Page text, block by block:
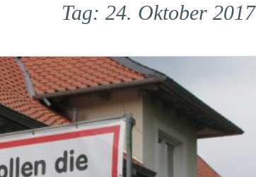
Tag: 24. Oktober 2017